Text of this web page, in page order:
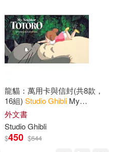
龍貓：萬用卡與信封(共8款，
16組) StudioGhibli My
Neighbor Totoro Notecards
外文書
StudioGhibli
$450 $644